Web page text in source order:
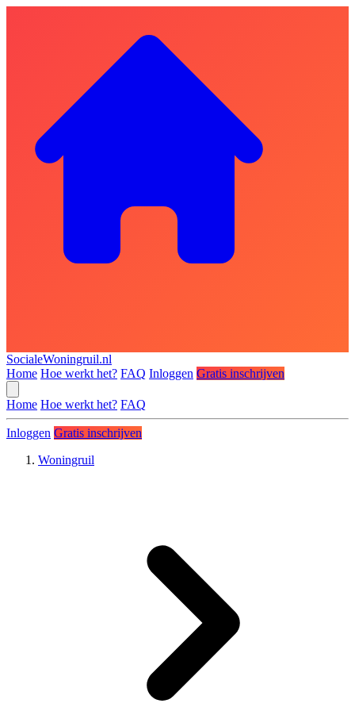
SocialeWoningruil.nl
Home Hoe werkt het? FAQ Inloggen Gratis inschrijven
Home Hoe werkt het? FAQ
Inloggen Gratis inschrijven
Woningruil